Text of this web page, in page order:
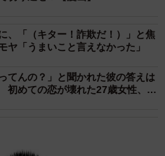
、「（キター！詐欺だ！）」と焦
「うまいこと言えなかった」
てんの？」と聞かれた彼の答えは
初めての恋が壊れた27歳女性、整